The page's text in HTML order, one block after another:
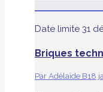
Date limite 31
Briques
Par Adélaïde B18